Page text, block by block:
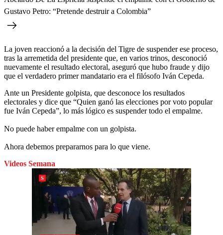
Gustavo Petro: “Pretende destruir a Colombia”
La joven reaccionó a la decisión del Tigre de suspender ese proceso,
tras la arremetida del presidente que, en varios trinos, desconoció
nuevamente el resultado electoral, aseguró que hubo fraude y dijo
que el verdadero primer mandatario era el filósofo Iván Cepeda.
Ante un Presidente golpista, que desconoce los resultados
electorales y dice que “Quien ganó las elecciones por voto popular
fue Iván Cepeda”, lo más lógico es suspender todo el empalme.
No puede haber empalme con un golpista.
Ahora debemos prepararnos para lo que viene.
Videos Semana